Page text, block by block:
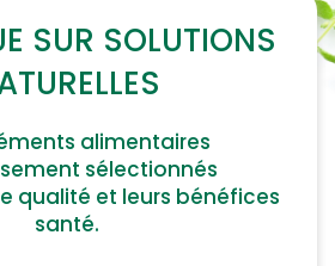
SUR SOLUTIONS
alimentaires
sélectionnés
qualité et leurs bénéfices
santé.